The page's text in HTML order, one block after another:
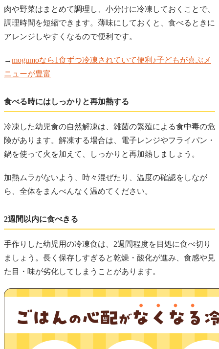
肉や野菜はまとめて調理し、小分けに冷凍しておくことで、
調理時間を短縮できます。薄味にしておくと、食べるときに
アレンジしやすくなるので便利です。
→mogumoなら1食ずつ冷凍されていて便利♪子どもが喜ぶメ
ニューが豊富
食べる時にはしっかりと再加熱する
冷凍した幼児食の自然解凍は、雑菌の繁殖による食中毒の危
険があります。解凍する場合は、電子レンジやフライパン・
鍋を使って火を加えて、しっかりと再加熱しましょう。
加熱ムラがないよう、時々混ぜたり、温度の確認をしなが
ら、全体をまんべんなく温めてください。
2週間以内に食べきる
手作りした幼児用の冷凍食は、2週間程度を目処に食べ切り
ましょう。長く保存しすぎると乾燥・酸化が進み、食感や見
た目・味が劣化してしまうことがあります。